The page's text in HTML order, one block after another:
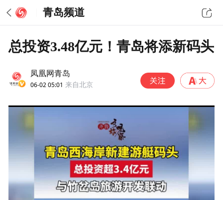
青岛频道
总投资3.48亿元！青岛将添新码头
凤凰网青岛
06-02 05:01 来自北京